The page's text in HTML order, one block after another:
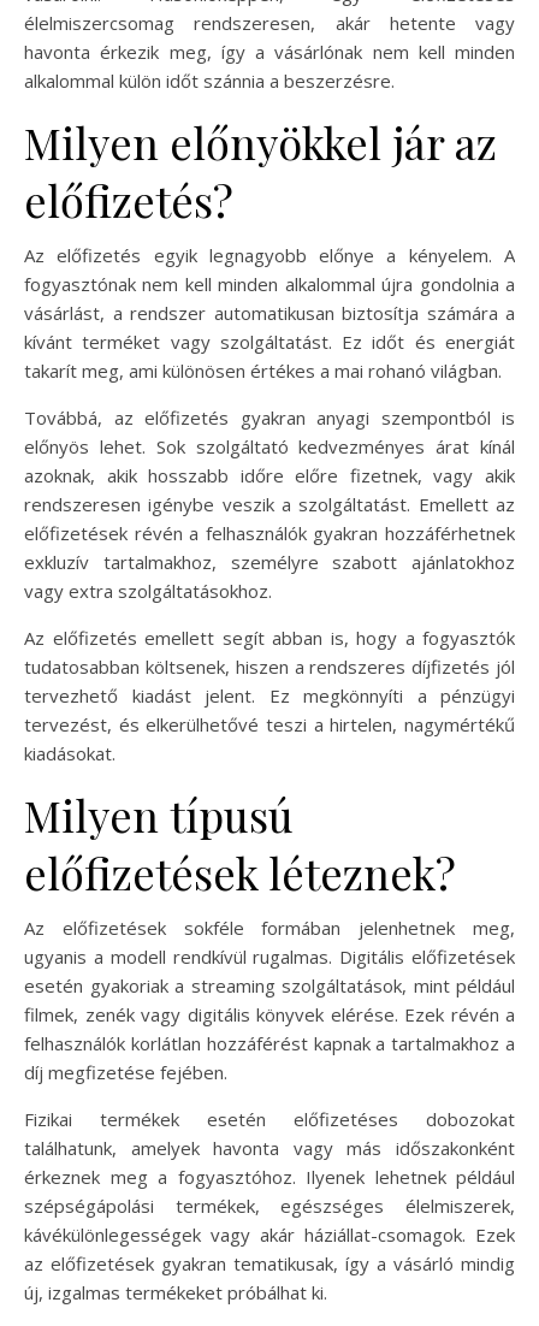
élelmiszercsomag rendszeresen, akár hetente vagy
havonta érkezik meg, így a vásárlónak nem kell minden
alkalommal külön időt szánnia a beszerzésre.
Milyen előnyökkel jár az
előfizetés?
Az előfizetés egyik legnagyobb előnye a kényelem. A
fogyasztónak nem kell minden alkalommal újra gondolnia a
vásárlást, a rendszer automatikusan biztosítja számára a
kívánt terméket vagy szolgáltatást. Ez időt és energiát
takarít meg, ami különösen értékes a mai rohanó világban.
Továbbá, az előfizetés gyakran anyagi szempontból is
előnyös lehet. Sok szolgáltató kedvezményes árat kínál
azoknak, akik hosszabb időre előre fizetnek, vagy akik
rendszeresen igénybe veszik a szolgáltatást. Emellett az
előfizetések révén a felhasználók gyakran hozzáférhetnek
exkluzív tartalmakhoz, személyre szabott ajánlatokhoz
vagy extra szolgáltatásokhoz.
Az előfizetés emellett segít abban is, hogy a fogyasztók
tudatosabban költsenek, hiszen a rendszeres díjfizetés jól
tervezhető kiadást jelent. Ez megkönnyíti a pénzügyi
tervezést, és elkerülhetővé teszi a hirtelen, nagymértékű
kiadásokat.
Milyen típusú
előfizetések léteznek?
Az előfizetések sokféle formában jelenhetnek meg,
ugyanis a modell rendkívül rugalmas. Digitális előfizetések
esetén gyakoriak a streaming szolgáltatások, mint például
filmek, zenék vagy digitális könyvek elérése. Ezek révén a
felhasználók korlátlan hozzáférést kapnak a tartalmakhoz a
díj megfizetése fejében.
Fizikai termékek esetén előfizetéses dobozokat
találhatunk, amelyek havonta vagy más időszakonként
érkeznek meg a fogyasztóhoz. Ilyenek lehetnek például
szépségápolási termékek, egészséges élelmiszerek,
kávékülönlegességek vagy akár háziállat-csomagok. Ezek
az előfizetések gyakran tematikusak, így a vásárló mindig
új, izgalmas termékeket próbálhat ki.